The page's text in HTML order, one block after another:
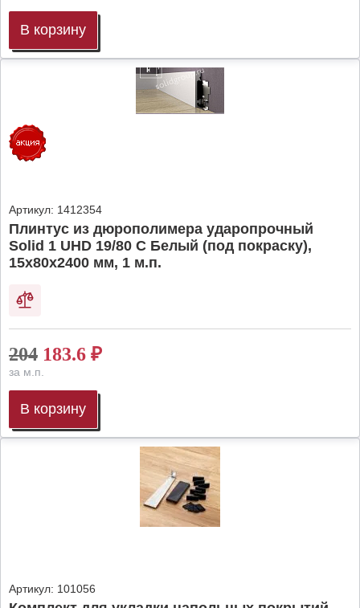
В корзину
Артикул: 1412354
Плинтус из дюрополимера ударопрочный
Solid 1 UHD 19/80 C Белый (под покраску),
15х80х2400 мм, 1 м.п.
204 183.6 ₽
за м.п.
В корзину
Артикул: 101056